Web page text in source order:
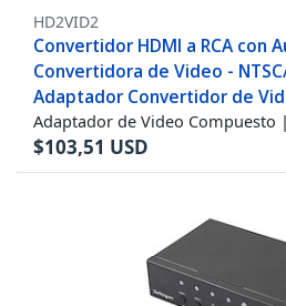
HD2VID2
Convertidor HDMI a RCA con
Convertidora de Video -
Adaptador Convertidor de
Adaptador de Video Compuesto
$103,51 USD